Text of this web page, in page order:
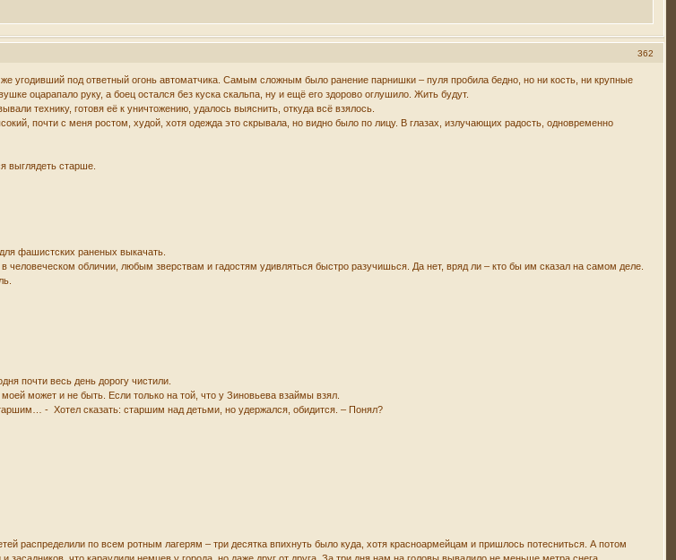
362
угодивший под ответный огонь автоматчика. Самым сложным было ранение парнишки – пуля пробила бедно, но ни кость, ни крупные
оцарапало руку, а боец остался без куска скальпа, ну и ещё его здорово оглушило. Жить будут.
технику, готовя её к уничтожению, удалось выяснить, откуда всё взялось.
почти с меня ростом, худой, хотя одежда это скрывала, но видно было по лицу. В глазах, излучающих радость, одновременно
выглядеть старше.
фашистских раненых выкачать.
человеческом обличии, любым зверствам и гадостям удивляться быстро разучишься. Да нет, вряд ли – кто бы им сказал на самом деле.
почти весь день дорогу чистили.
может и не быть. Если только на той, что у Зиновьева взаймы взял.
- Хотел сказать: старшим над детьми, но удержался, обидится. – Понял?
распределили по всем ротным лагерям – три десятка впихнуть было куда, хотя красноармейцам и пришлось потесниться. А потом